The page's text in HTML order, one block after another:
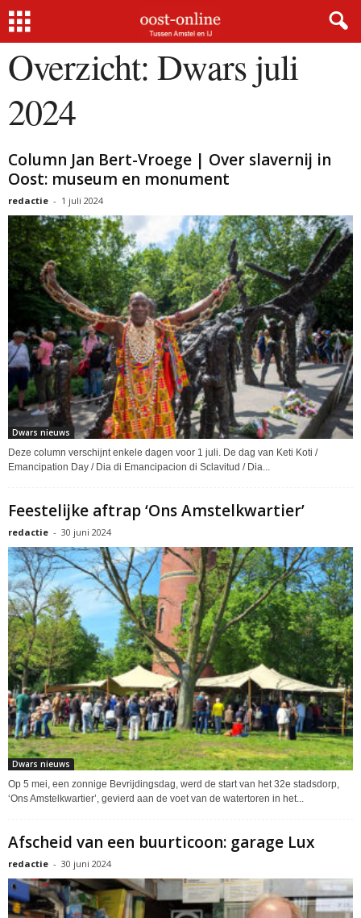
Home Dwars juli 2024
Overzicht: Dwars juli
2024
Column Jan Bert-Vroege | Over slavernij in
Oost: museum en monument
redactie - 1 juli 2024
Dwars nieuws
Deze column verschijnt enkele dagen voor 1 juli. De dag van Keti Koti /
Emancipation Day / Dia di Emancipacion di Sclavitud / Dia...
Feestelijke aftrap ‘Ons Amstelkwartier’
redactie - 30 juni 2024
Dwars nieuws
Op 5 mei, een zonnige Bevrijdingsdag, werd de start van het 32e stadsdorp,
‘Ons Amstelkwartier’, gevierd aan de voet van de watertoren in het...
Afscheid van een buurticoon: garage Lux
redactie - 30 juni 2024